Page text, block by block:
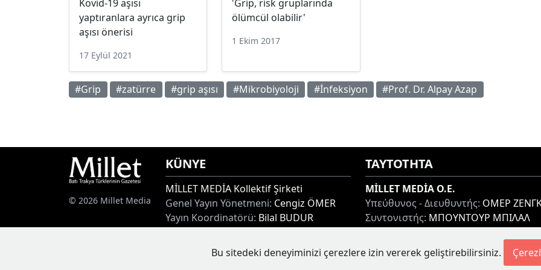
Kovid-19 aşısı
yaptıranlara ayrıca grip
aşısı önerisi
17 Eylül 2021
'Grip, risk gruplarında
ölümcül olabilir'
1 Ekim 2017
#Grip #zatürre #grip aşısı #Mikrobiyoloji #İnfeksiyon #Prof. Dr. Alpay Azap
© 2026 Millet Media
KÜNYE
MİLLET MEDİA Kollektif Şirketi
Genel Yayın Yönetmeni: Cengiz ÖMER
Yayın Koordinatörü: Bilal BUDUR
+30 25410 77968
info@milletgazetesi.gr
ΤΑΥΤΟΤΗΤΑ
MİLLET MEDİA O.E.
Υπεύθυνος - Διευθυντής: ΟΜΕΡ
Συντονιστής: ΜΠΟΥΝΤΟΥΡ ΜΠΙΛΑΛ
Τηλ:
+30 25410 77968
Ηλ. Διεύθυνση:
info@milletgazetesi.gr
Bu sitedeki deneyiminizi çerezlere izin vererek geliştirebilirsiniz.